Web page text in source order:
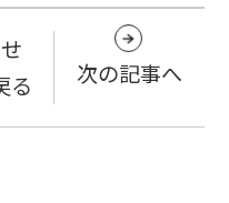
る
次の記事へ